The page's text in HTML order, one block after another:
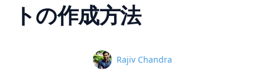
トの作成方法
Name
Rajiv Chandra